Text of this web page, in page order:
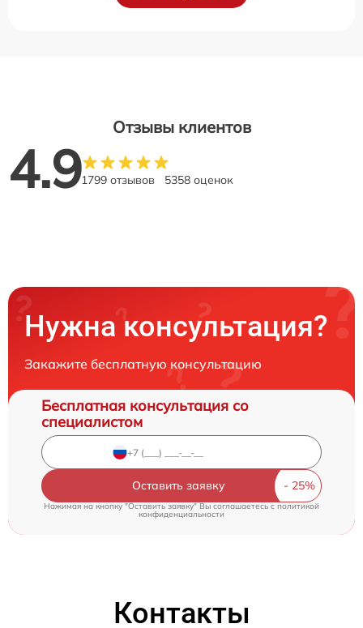
Отзывы клиентов
4.91799 отзывов 5358 оценок
Нужна консультация?
Закажите бесплатную консультацию
Бесплатная консультация со
специалистом
Оставить заявку
Нажимая на кнопку "Оставить заявку" Вы соглашаетесь cполитикой
конфиденциальности
Контакты